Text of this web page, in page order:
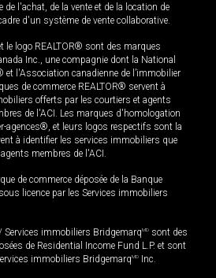
de l'achat, de la vente et de la location de
d'un système de vente collaborative.
le logo REALTOR® sont des marques
Inc., une compagnie dont la National
et l'Association canadienne de l’immobilier
de commerce REALTOR® servent à
offerts par les courtiers et agents
de l'ACI. Les marques d'homologation
agences®, et leurs logos respectifs sont la
à identifier les services immobiliers que
membres de l'ACI.
de commerce déposée de la Banque
licence par les Services immobiliers
Services immobiliers BridgemarqMD sont des
de Residential Income Fund L.P. et sont
immobiliers BridgemarqMD Inc.